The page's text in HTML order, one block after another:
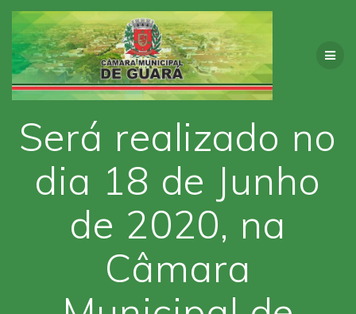
Skip
to
content
Será realizado no
dia 18 de Junho
de 2020, na
Câmara